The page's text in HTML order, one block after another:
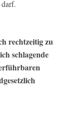
rechtzeitig zu
schlagende